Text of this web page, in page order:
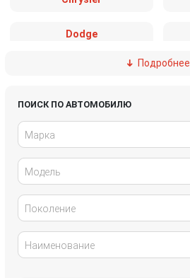
Dodge
Honda
Kia
Land Rover
Подробнее
ПОИСК ПО АВТОМОБИЛЮ
Марка
Модель
Поколение
Наименование